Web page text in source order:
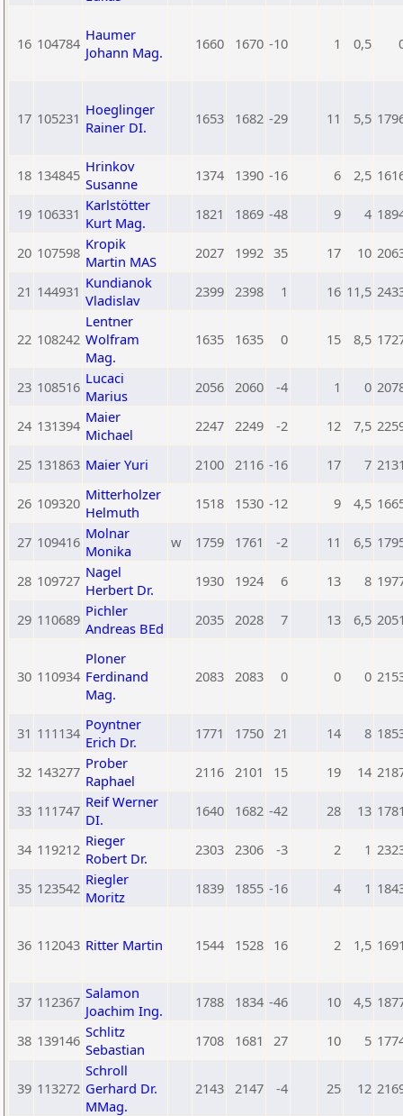
16 104784 Haumer
Johann Mag.
1660 1670 -10 1 0,5
17 105231 Hoeglinger
Rainer DI.
1653 1682 -29 11 5,5
18 134845 Hrinkov
Susanne
1374 1390 -16 6 2,5
19 106331 Karlstötter
Kurt Mag.
1821 1869 -48 9 4
20 107598 Kropik
Martin MAS
2027 1992 35 17 10
21 144931 Kundianok
Vladislav
2399 2398 1 16 11,5
22 108242
Lentner
Wolfram
Mag.
1635 1635 0 15 8,5
23 108516 Lucaci
Marius
2056 2060 -4 1 0
24 131394 Maier
Michael
2247 2249 -2 12 7,5
25 131863 Maier Yuri 2100 2116 -16 17 7
26 109320 Mitterholzer
Helmuth
1518 1530 -12 9 4,5
27 109416 Molnar
Monika
w 1759 1761 -2 11 6,5
28 109727 Nagel
Herbert Dr.
1930 1924 6 13 8
29 110689 Pichler
Andreas BEd
2035 2028 7 13 6,5
30 110934
Ploner
Ferdinand
Mag.
2083 2083 0 0 0
31 111134 Poyntner
Erich Dr.
1771 1750 21 14 8
32 143277 Prober
Raphael
2116 2101 15 19 14
33 111747 Reif Werner
DI.
1640 1682 -42 28 13
34 119212 Rieger
Robert Dr.
2303 2306 -3 2 1
35 123542 Riegler
Moritz
1839 1855 -16 4 1
36 112043 Ritter Martin 1544 1528 16 2 1,5
37 112367 Salamon
Joachim Ing.
1788 1834 -46 10 4,5
38 139146 Schlitz
Sebastian
1708 1681 27 10 5
39 113272
Schroll
Gerhard Dr.
MMag.
2143 2147 -4 25 12